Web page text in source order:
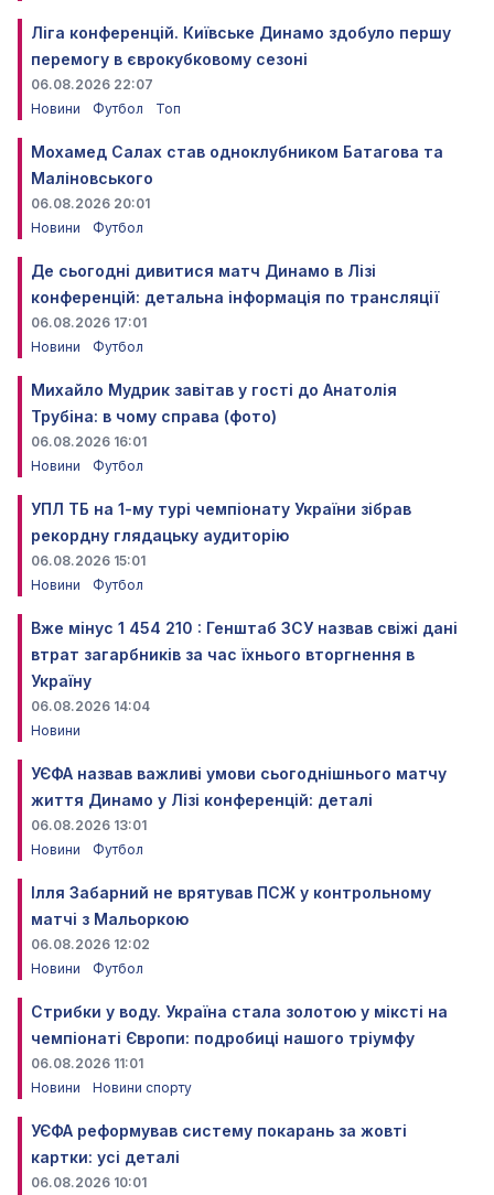
Ліга конференцій. Київське Динамо здобуло першу
перемогу в єврокубковому сезоні
06.08.2026 22:07
Новини
Футбол Топ
Мохамед Салах став одноклубником Батагова та
Маліновського
06.08.2026 20:01
Новини
Футбол
Де сьогодні дивитися матч Динамо в Лізі
конференцій: детальна інформація по трансляції
06.08.2026 17:01
Новини
Футбол
Михайло Мудрик завітав у гості до Анатолія
Трубіна: в чому справа (фото)
06.08.2026 16:01
Новини
Футбол
УПЛ ТБ на 1-му турі чемпіонату України зібрав
рекордну глядацьку аудиторію
06.08.2026 15:01
Новини
Футбол
Вже мінус 1 454 210 : Генштаб ЗСУ назвав свіжі дані
втрат загарбників за час їхнього вторгнення в
Україну
06.08.2026 14:04
Новини
УЄФА назвав важливі умови сьогоднішнього матчу
життя Динамо у Лізі конференцій: деталі
06.08.2026 13:01
Новини
Футбол
Ілля Забарний не врятував ПСЖ у контрольному
матчі з Мальоркою
06.08.2026 12:02
Новини
Футбол
Стрибки у воду. Україна стала золотою у міксті на
чемпіонаті Європи: подробиці нашого тріумфу
06.08.2026 11:01
Новини
Новини спорту
УЄФА реформував систему покарань за жовті
картки: усі деталі
06.08.2026 10:01